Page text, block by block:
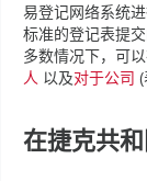
易登记网络系统
标准的登记表提
多数情况下，可
人 以及对于公司
在捷克共